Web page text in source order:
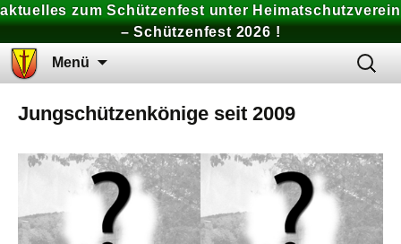
aktuelles zum Schützenfest unter Heimatschutzverein
– Schützenfest 2026 !
Menü
Suchen
nach:
Jungschützenkönige seit 2009